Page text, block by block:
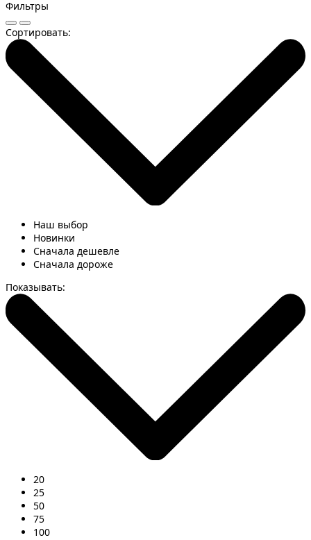
Фильтры
Сортировать:
Наш выбор
Новинки
Сначала дешевле
Сначала дороже
Показывать:
20
25
50
75
100